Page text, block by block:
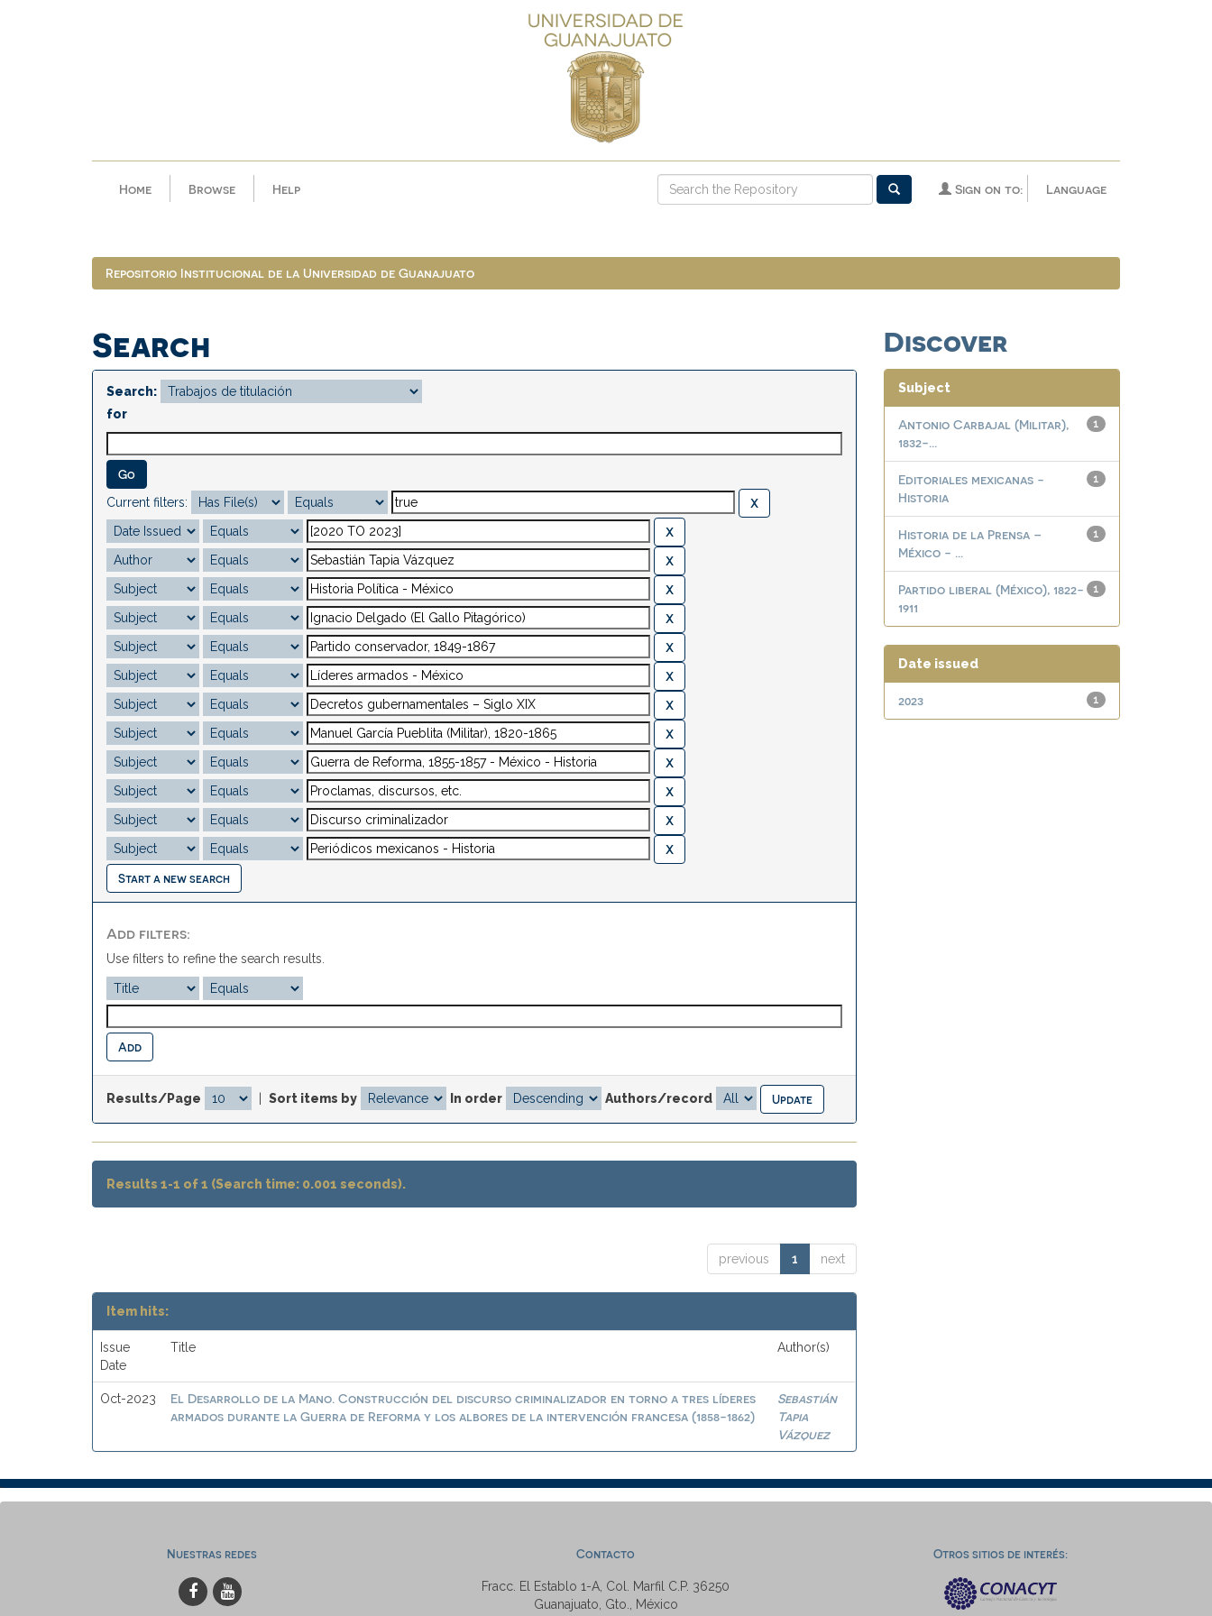
Home Browse Help Language
Sign on to:
Repositorio Institucional de la Universidad de Guanajuato
Search
Search:
for
Current filters:
Start a new search
Add filters:
Use filters to refine the search results.
Results/Page Sort items by In order Authors/record
Results 1-1 of 1 (Search time: 0.001 seconds).
previous 1 next
Item hits:
Issue
Date
Title Author(s)
Oct-2023
El Desarrollo de la Mano. Construcción del discurso criminalizador en torno a tres líderes
armados durante la Guerra de Reforma y los albores de la intervención francesa (1858-1862)
Sebastián
Tapia
Vázquez
Discover
Subject
1
Antonio Carbajal (Militar),
1832-...
1
Editoriales mexicanas -
Historia
1
Historia de la Prensa –
México - ...
1
Partido liberal (México), 1822-
1911
Date issued
1
2023
Nuestras redes Contacto
Fracc. El Establo 1-A, Col. Marfil C.P. 36250
Guanajuato, Gto., México
Otros sitios de interés: